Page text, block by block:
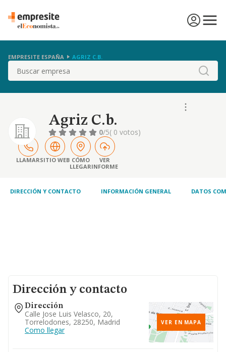
EMPRESITE ESPAÑA AGRIZ C.B.
Buscar
Agriz C.b.
0/5( 0 votos)
LLAMARSITIO WEB CÓMO
LLEGAR
VER
INFORME
DIRECCIÓN Y CONTACTO INFORMACIÓN GENERAL DATOS
Dirección y contacto
Dirección
Calle Jose Luis Velasco, 20,
Torrelodones, 28250, Madrid
Como llegar
VER EN MAPA